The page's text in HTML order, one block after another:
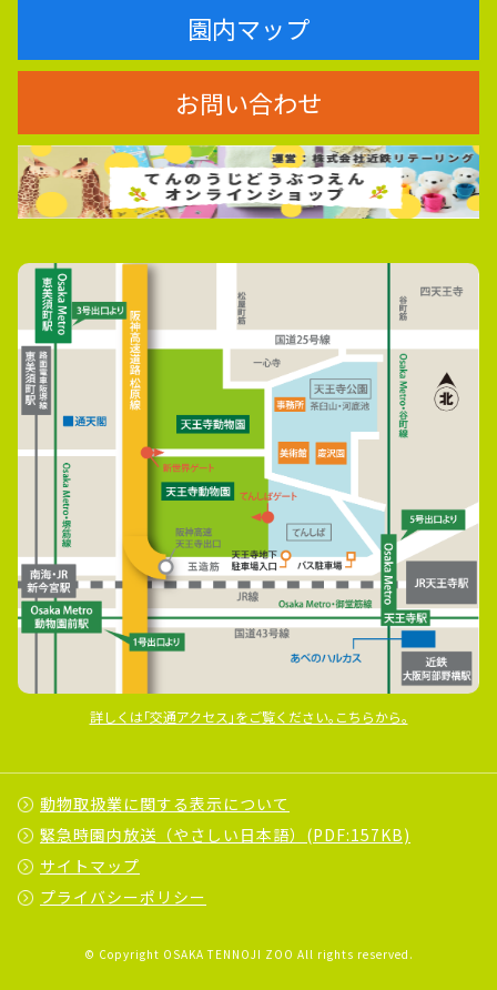
園内マップ
お問い合わせ
詳しくは｢交通アクセス｣をご覧ください｡こちらから｡
動物取扱業に関する表示について
緊急時園内放送（やさしい日本語）(PDF:157KB)
サイトマップ
プライバシーポリシー
© Copyright OSAKA TENNOJI ZOO All rights reserved.